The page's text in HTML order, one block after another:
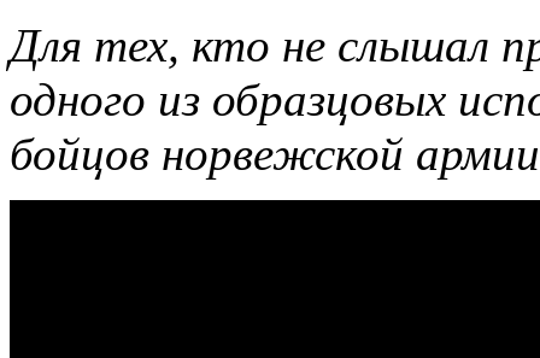
Для тех, кто не слышал
одного из образцовых
бойцов норвежской